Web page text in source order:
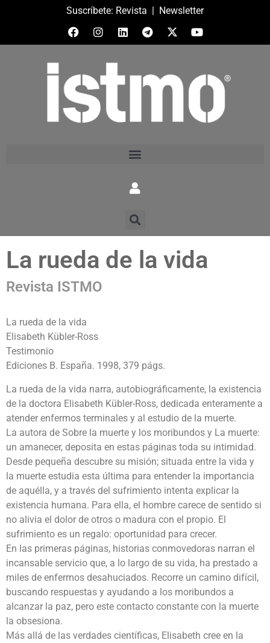
Suscríbete: Revista | Newsletter
La rueda de la vida
Revista ISTMO
La rueda de la vida
Elisabeth Kübler-Ross
Testimonio
Ediciones B. España. 1998, 379 págs.
La rueda de la vida narra, autobiográficamente, la existencia
de la doctora Elisabeth Kübler-Ross, dedicada enteramente a
atender enfermos terminales y al estudio de la muerte.
La autora de Sobre la muerte y los moribundos y La muerte:
un amanecer, deposita en estas páginas toda su intimidad.
Desde pequeña descubre su misión; situada entre la vida y
la muerte estudia esta última para entender la importancia
de aquélla, y a través del sufrimiento intenta explicar la
existencia humana. Para ella, el hombre carece de sentido si
no alivia el dolor de otros o madura con el propio. El
sufrimiento es un regalo: oportunidad para crecer.
En las primeras páginas, historias conmovedoras narran el
incansable servicio que, a lo largo de su vida, ha prestado a
miles de enfermos desahuciados. Recorre un camino difícil,
buscando respuestas y ayudando a los moribundos a
alcanzar la paz, pero este contacto constante con la muerte
la obsesiona.
Más allá de las verdades científicas, Elisabeth cree en la